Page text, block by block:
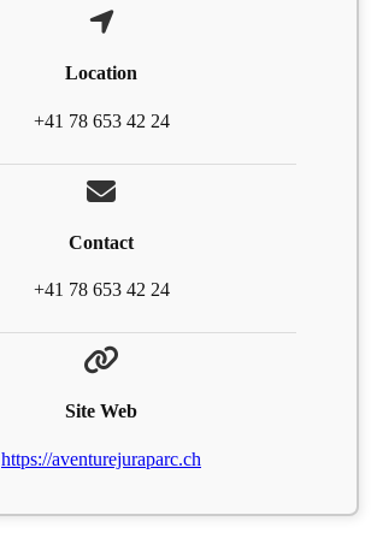
Location
+41 78 653 42 24
Contact
+41 78 653 42 24
Site Web
https://aventurejuraparc.ch